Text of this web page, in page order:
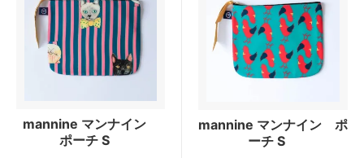
mannine マンナイン
ポーチ S
mannine マンナイン ポ
ーチ S